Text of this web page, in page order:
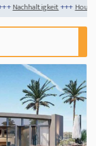
+++House Hacking -